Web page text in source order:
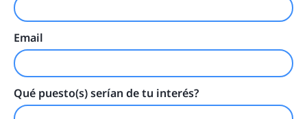
Email
Qué puesto(s) serían de tu interés?